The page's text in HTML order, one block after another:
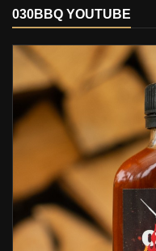
030BBQ YOUTUBE